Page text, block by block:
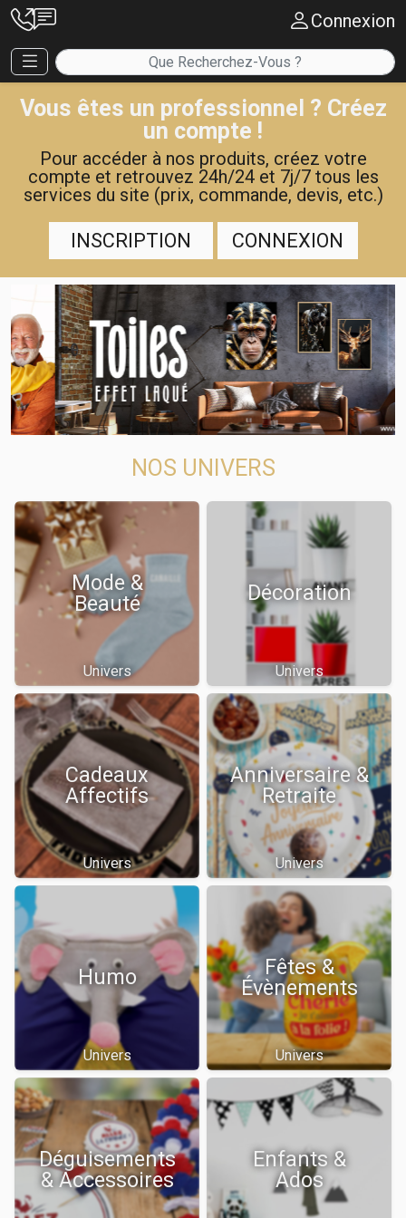
Connexion
Vous êtes un professionnel ? Créez
un compte !
Pour accéder à nos produits, créez votre
compte et retrouvez 24h/24 et 7j/7 tous les
services du site (prix, commande, devis, etc.)
INSCRIPTION CONNEXION
NOS UNIVERS
Mode &
Beauté
Univers
Décoration
Univers
Cadeaux
Affectifs
Univers
Anniversaire &
Retraite
Univers
Humo
Univers
Fêtes &
Évènements
Univers
Déguisements
& Accessoires
Enfants &
Ados